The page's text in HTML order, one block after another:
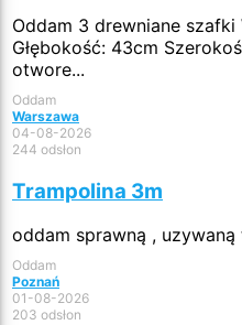
Oddam 3 drewniane szafki
Głębokość: 43cm
otwore...
Oddam
Warszawa
04-08-2026
244 odsłon
Trampolina 3m
oddam sprawną ,
Oddam
Poznań
01-08-2026
203 odsłon